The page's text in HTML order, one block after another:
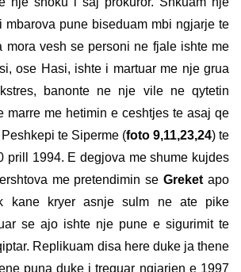
mbarova pune biseduam mbi ngjarje te
mora vesh se personi ne fjale ishte me
ose Hasi, ishte i martuar me nje grua
banonte ne nje vile ne qytetin
marre me hetimin e ceshtjes te asaj qe
te Siperme (foto 9,11,23,24) te
prill 1994. E degjova me shume kujdes
me pretendimin seGreket apo
kane kryer asnje sulm ne ate pike
se ajo ishte nje pune e sigurimit te
Replikuam disa here duke ja thene
puna duke i treguar ngjarjen e 1997